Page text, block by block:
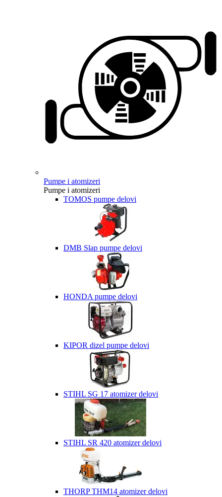
Pumpe i atomizeri
Pumpe i atomizeri
TOMOS pumpe delovi
DMB Slap pumpe delovi
HONDA pumpe delovi
KIPOR dizel pumpe delovi
STIHL SG 17 atomizer delovi
STIHL SR 420 atomizer delovi
THORP THM14 atomizer delovi